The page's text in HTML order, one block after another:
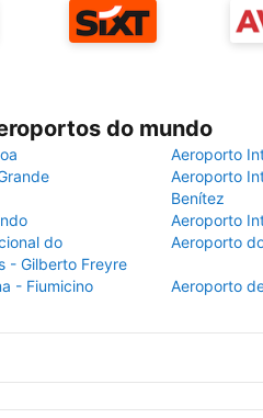
do mundo
Aeroporto
Aeroporto
Benítez
Aeroporto
do
- Gilberto Freyre
Aeroporto
- Fiumicino Aeroporto